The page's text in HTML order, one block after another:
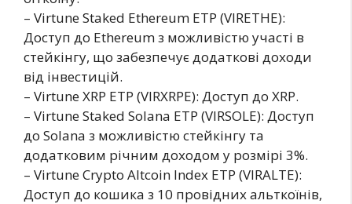
– Virtune Staked Ethereum ETP (VIRETHE):
Доступ до Ethereum з можливістю участі в
стейкінгу, що забезпечує додаткові доходи
від інвестицій.
– Virtune XRP ETP (VIRXRPE): Доступ до XRP.
– Virtune Staked Solana ETP (VIRSOLE): Доступ
до Solana з можливістю стейкінгу та
додатковим річним доходом у розмірі 3%.
– Virtune Crypto Altcoin Index ETP (VIRALTE):
Доступ до кошика з 10 провідних альткоїнів,